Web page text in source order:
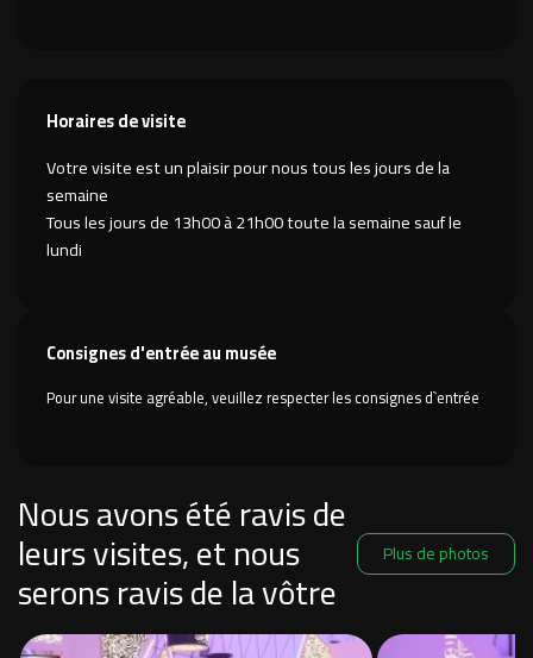
Horaires de visite
Votre visite est un plaisir pour nous tous les jours de la
semaine
Tous les jours de 13h00 à 21h00 toute la semaine sauf le
lundi
Consignes d'entrée au musée
Pour une visite agréable, veuillez respecter les consignes d`entrée
Nous avons été ravis de
leurs visites, et nous
serons ravis de la vôtre
Plus de photos